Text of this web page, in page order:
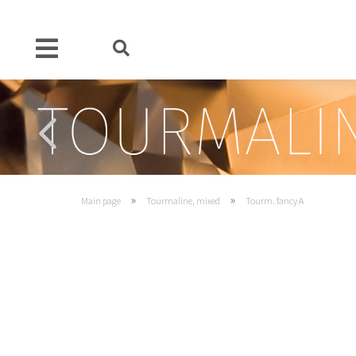
Main page » Tourmaline, mixed » Tourm. fancy A